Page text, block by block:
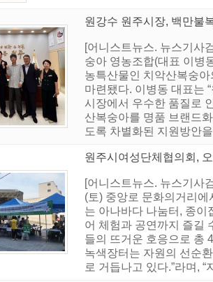
원강수 원주시장, 백만불
[어니스트뉴스. 뉴스기사
숭아 영농조합(대표 이병
농특산물인 치악산복숭
마련됐다. 이병동 대표는
시장에서 우수한 품질로
산복숭아를 명품 브랜드
도록 차별화된 지원방안
원주시여성단체협의회,
[어니스트뉴스. 뉴스기사
(토) 중앙로 문화의거리에
는 아나바다 나눔터, 종이
어 체험과 공연까지 즐길
들의 뜨거운 호응으로 총
녹색장터는 자원의 선순
로 거듭나고 있다.”라며,